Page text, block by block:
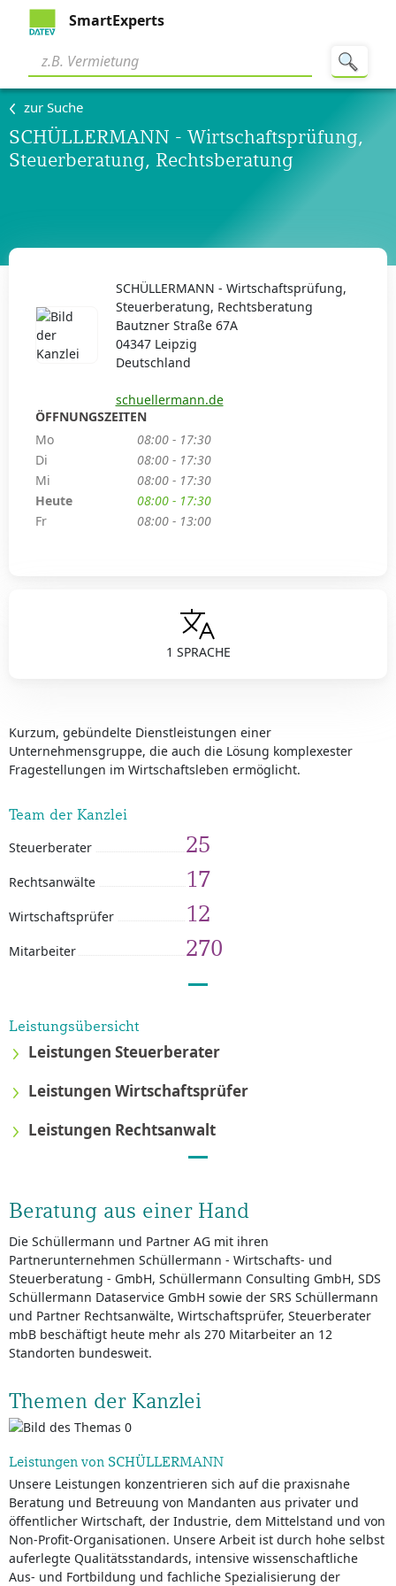
SmartExperts
zur Suche
SCHÜLLERMANN - Wirtschaftsprüfung,
Steuerberatung, Rechtsberatung
1 SPRACHE
Kurzum, gebündelte Dienstleistungen einer
Unternehmensgruppe, die auch die Lösung komplexester
Fragestellungen im Wirtschaftsleben ermöglicht.
Team der Kanzlei
Steuerberater 25
Rechtsanwälte 17
Wirtschaftsprüfer 12
Mitarbeiter 270
Leistungsübersicht
Leistungen Steuerberater
Leistungen Wirtschaftsprüfer
Leistungen Rechtsanwalt
Beratung aus einer Hand
Die Schüllermann und Partner AG mit ihren
Partnerunternehmen Schüllermann - Wirtschafts- und
Steuerberatung - GmbH, Schüllermann Consulting GmbH, SDS
Schüllermann Dataservice GmbH sowie der SRS Schüllermann
und Partner Rechtsanwälte, Wirtschaftsprüfer, Steuerberater
mbB beschäftigt heute mehr als 270 Mitarbeiter an 12
Standorten bundesweit.
Themen der Kanzlei
Leistungen von SCHÜLLERMANN
Unsere Leistungen konzentrieren sich auf die praxisnahe
Beratung und Betreuung von Mandanten aus privater und
öffentlicher Wirtschaft, der Industrie, dem Mittelstand und von
Non-Profit-Organisationen. Unsere Arbeit ist durch hohe selbst
auferlegte Qualitätsstandards, intensive wissenschaftliche
Aus- und Fortbildung und fachliche Spezialisierung der
SCHÜLLERMANN - Wirtschaftsprüfung,
Steuerberatung, Rechtsberatung
Bautzner Straße 67A
04347 Leipzig
Deutschland
schuellermann.de
ÖFFNUNGSZEITEN
Mo
08:00 - 17:30
Di
08:00 - 17:30
Mi
08:00 - 17:30
Heute
08:00 - 17:30
Fr
08:00 - 13:00